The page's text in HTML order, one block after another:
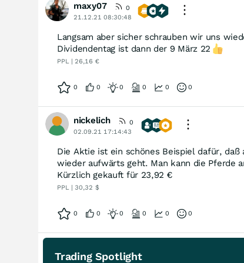
maxy07
0
21.12.21 08:30:48
Langsam aber sicher schrauben wir uns
Dividendentag ist dann der 9 März 22
PPL | 26,16 €
0 0 0 0 0 0
nickelich
0
02.09.21 17:14:43
Die Aktie ist ein schönes Beispiel dafür,
wieder aufwärts geht. Man kann die Pferde
Kürzlich gekauft für 23,92 €
PPL | 30,32 $
0 0 0 0 0 0
Trading Spotlight